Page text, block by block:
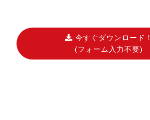
今すぐダウンロード！
(フォーム入力不要)